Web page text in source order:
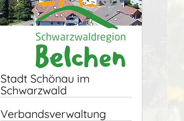
Stadt Schönau im
Schwarzwald
Verbandsverwaltung